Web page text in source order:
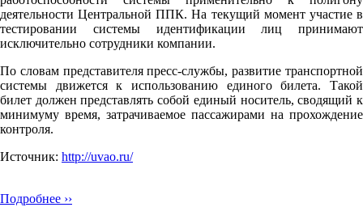
деятельности Центральной ППК. На текущий момент участие в
тестировании системы идентификации лиц принимают
исключительно сотрудники компании.
По словам представителя пресс-службы, развитие транспортной
системы движется к использованию единого билета. Такой
билет должен представлять собой единый носитель, сводящий к
минимуму время, затрачиваемое пассажирами на прохождение
контроля.
Источник: http://uvao.ru/
Подробнее ››